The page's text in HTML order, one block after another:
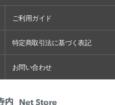
ご利用ガイド
特定商取引法に基づく表記
お問い合わせ